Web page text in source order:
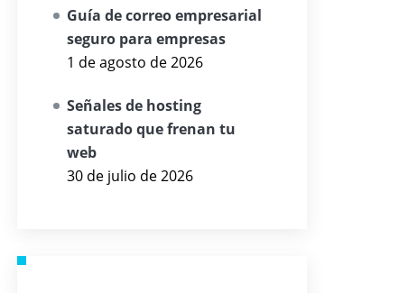
Guía de correo empresarial
seguro para empresas
1 de agosto de 2026
Señales de hosting
saturado que frenan tu
web
30 de julio de 2026